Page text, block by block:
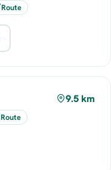
Route
9.5 km
Route